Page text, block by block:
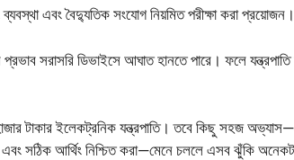
ব্যবস্থা এবং বৈদ্যুতিক সংযোগ নিয়মিত পরীক্ষা করা প্রয়োজন।
সরাসরি ডিভাইসে আঘাত হানতে পারে। ফলে যন্ত্রপাতি
টাকার ইলেকট্রনিক যন্ত্রপাতি। তবে কিছু সহজ
এবং সঠিক আর্থিং নিশ্চিত করা—মেনে চললে এসব ঝুঁকি